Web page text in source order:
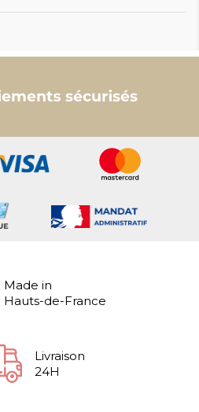
Made in
Hauts-de-France
Livraison
24H